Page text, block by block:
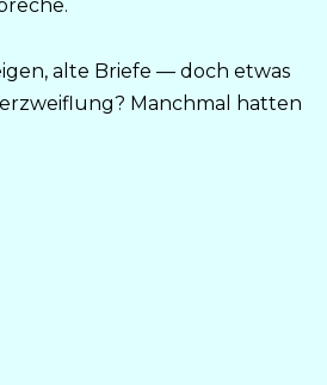
alte Briefe — doch etwas
Manchmal hatten